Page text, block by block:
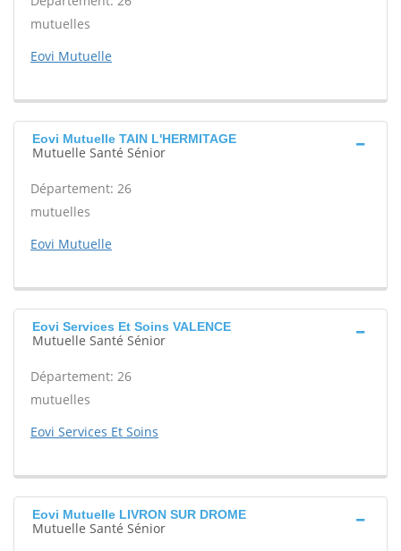
mutuelles
Eovi Mutuelle
Eovi Mutuelle TAIN L'HERMITAGE
Mutuelle Santé Sénior
Département: 26
mutuelles
Eovi Mutuelle
Eovi Services Et Soins VALENCE
Mutuelle Santé Sénior
Département: 26
mutuelles
Eovi Services Et Soins
Eovi Mutuelle LIVRON SUR DROME
Mutuelle Santé Sénior